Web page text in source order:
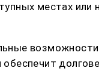
местах или